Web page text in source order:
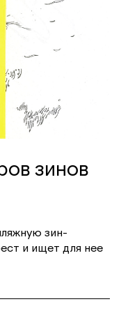
зинов
зин-
и ищет для нее